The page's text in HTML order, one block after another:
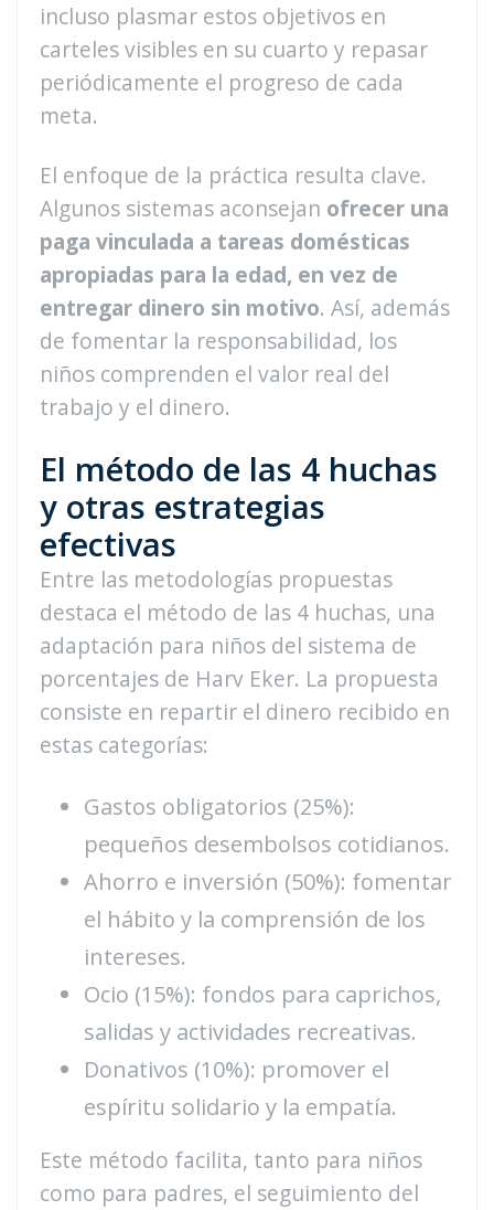
incluso plasmar estos objetivos en
carteles visibles en su cuarto y repasar
periódicamente el progreso de cada
meta.
El enfoque de la práctica resulta clave.
Algunos sistemas aconsejan ofrecer una
paga vinculada a tareas domésticas
apropiadas para la edad, en vez de
entregar dinero sin motivo. Así, además
de fomentar la responsabilidad, los
niños comprenden el valor real del
trabajo y el dinero.
El método de las 4 huchas
y otras estrategias
efectivas
Entre las metodologías propuestas
destaca el método de las 4 huchas, una
adaptación para niños del sistema de
porcentajes de Harv Eker. La propuesta
consiste en repartir el dinero recibido en
estas categorías:
Gastos obligatorios (25%):
pequeños desembolsos cotidianos.
Ahorro e inversión (50%): fomentar
el hábito y la comprensión de los
intereses.
Ocio (15%): fondos para caprichos,
salidas y actividades recreativas.
Donativos (10%): promover el
espíritu solidario y la empatía.
Este método facilita, tanto para niños
como para padres, el seguimiento del